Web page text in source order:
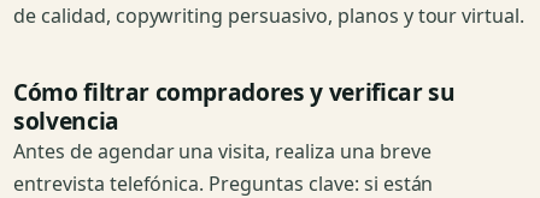
de calidad, copywriting persuasivo, planos y tour virtual.
Cómo filtrar compradores y verificar su
solvencia
Antes de agendar una visita, realiza una breve
entrevista telefónica. Preguntas clave: si están